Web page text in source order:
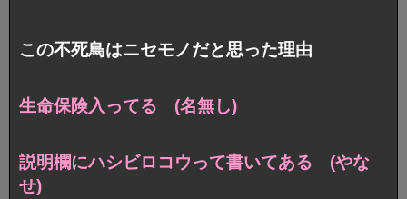
この不死鳥はニセモノだと思った理由
生命保険入ってる (名無し)
説明欄にハシビロコウって書いてある (やな
せ)